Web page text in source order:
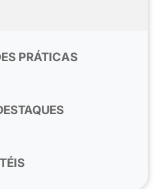
PRÁTICAS
companhia LATAM.
voos domésticos